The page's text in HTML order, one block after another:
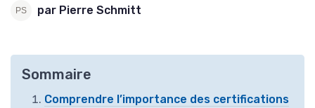
par Pierre Schmitt
Sommaire
Comprendre l’importance des certifications